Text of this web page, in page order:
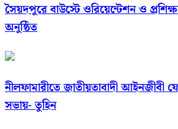
সৈয়দপুরে বাউস্টে ওরিয়েন্টেশন ও
অনুষ্ঠিত
নীলফামারীতে জাতীয়তাবাদী আইনজীবী
সভায়- তুহিন